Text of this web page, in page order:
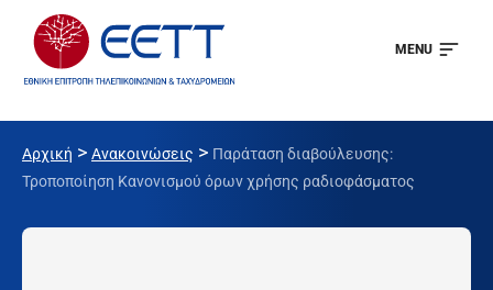
MENU
Αρχική > Ανακοινώσεις > Παράταση διαβούλευσης:
Τροποποίηση Κανονισμού όρων χρήσης ραδιοφάσματος